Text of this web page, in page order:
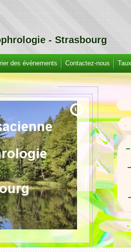
- Strasbourg
des évènements Contactez-nous Taux